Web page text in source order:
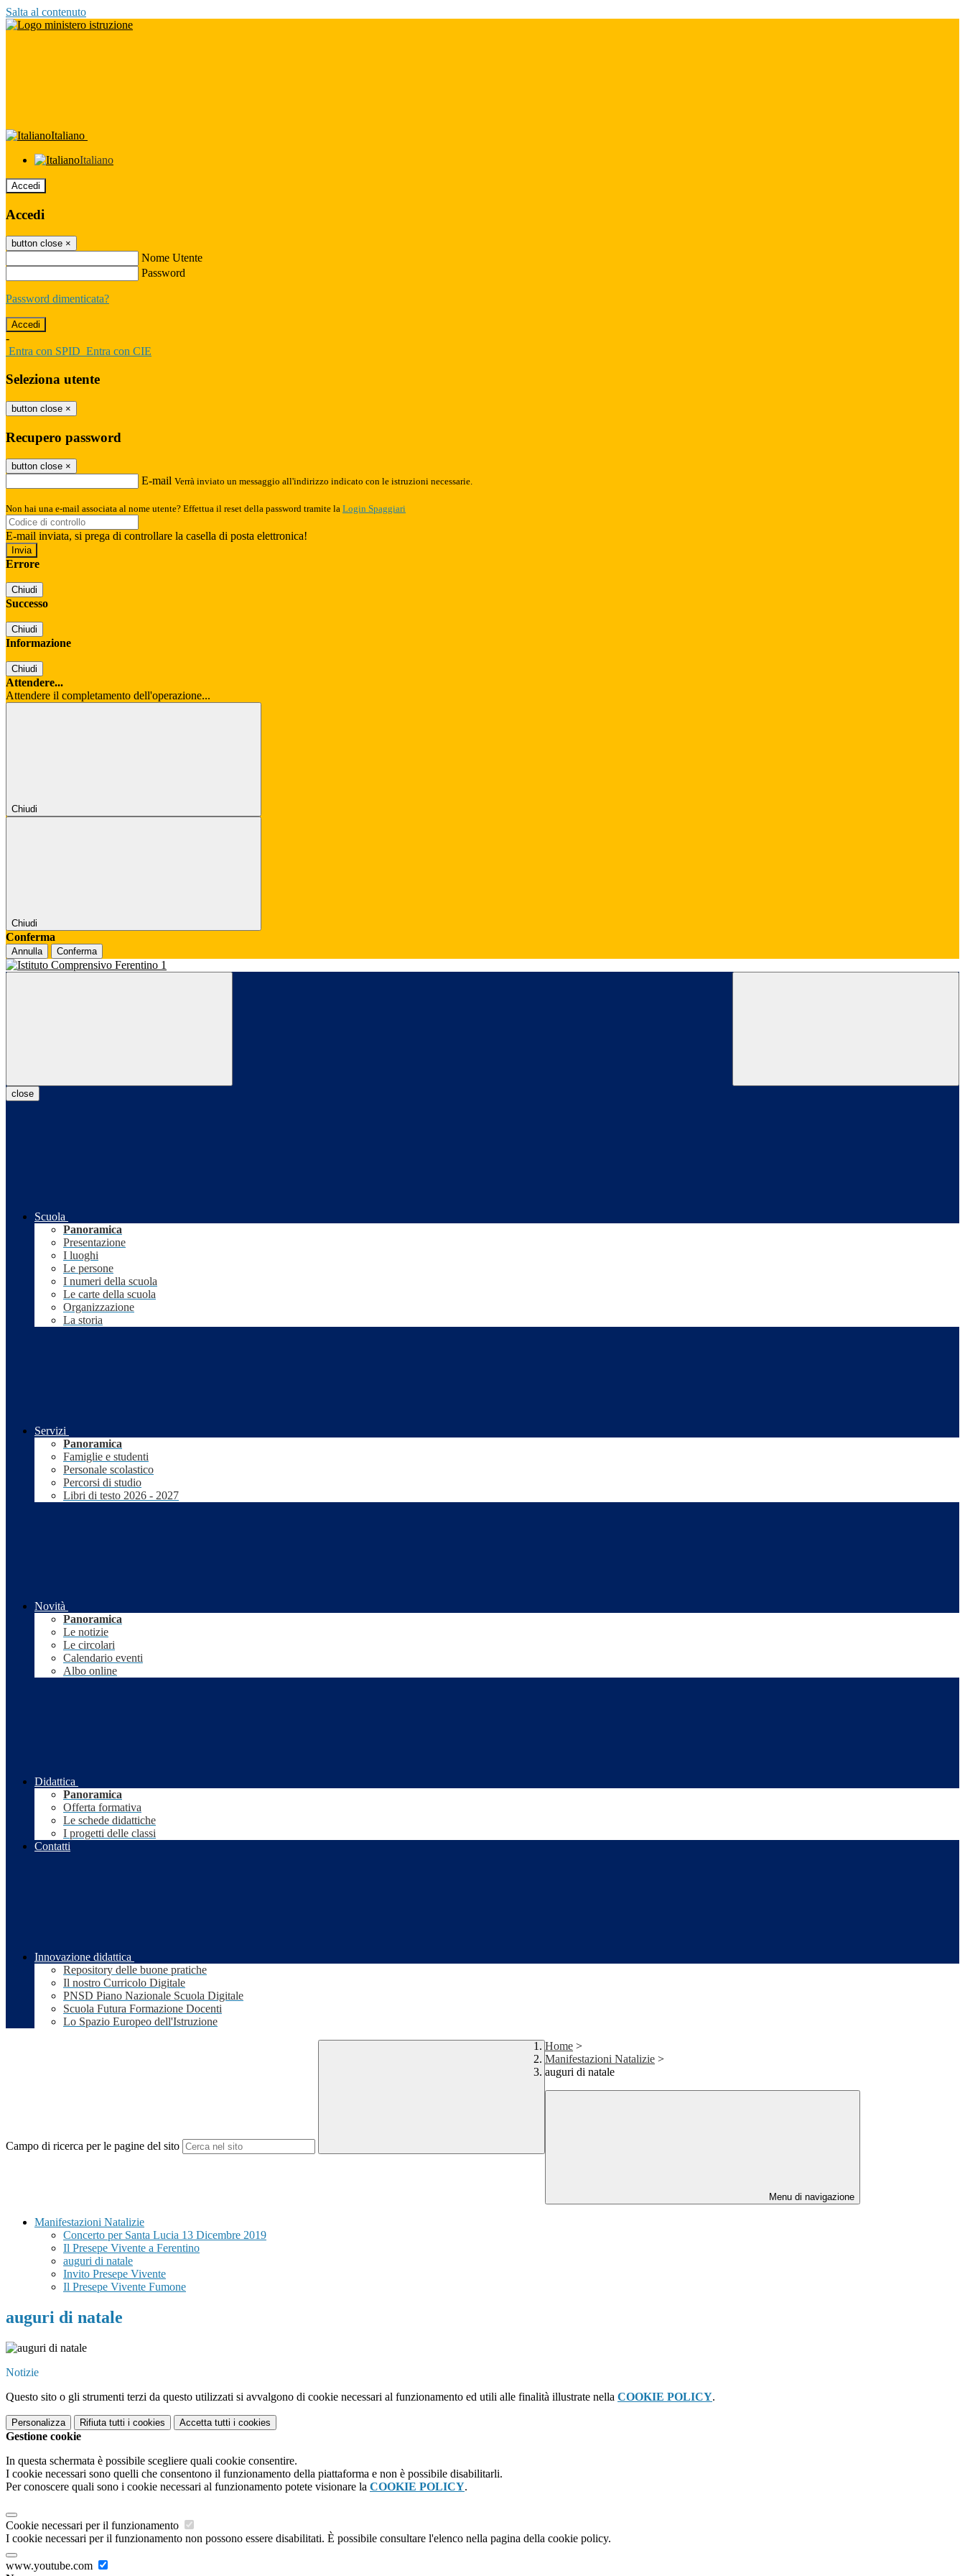
Salta al contenuto
Italiano
Italiano
Accedi
Accedi
button close ×
Nome Utente
Password
Password dimenticata?
-
Entra con SPID Entra con CIE
Seleziona utente
button close ×
Recupero password
button close ×
E-mail Verrà inviato un messaggio all'indirizzo indicato con le istruzioni necessarie.
Non hai una e-mail associata al nome utente? Effettua il reset della password tramite la Login Spaggiari
E-mail inviata, si prega di controllare la casella di posta elettronica!
Errore
Chiudi
Successo
Chiudi
Informazione
Chiudi
Attendere...
Attendere il completamento dell'operazione...
Chiudi
Chiudi
Conferma
Annulla Conferma
close
Scuola
Panoramica
Presentazione
I luoghi
Le persone
I numeri della scuola
Le carte della scuola
Organizzazione
La storia
Servizi
Panoramica
Famiglie e studenti
Personale scolastico
Percorsi di studio
Libri di testo 2026 - 2027
Novità
Panoramica
Le notizie
Le circolari
Calendario eventi
Albo online
Didattica
Panoramica
Offerta formativa
Le schede didattiche
I progetti delle classi
Contatti
Innovazione didattica
Repository delle buone pratiche
Il nostro Curricolo Digitale
PNSD Piano Nazionale Scuola Digitale
Scuola Futura Formazione Docenti
Lo Spazio Europeo dell'Istruzione
Campo di ricerca per le pagine del sito
Home >
Manifestazioni Natalizie >
auguri di natale
Menu di navigazione
Manifestazioni Natalizie
Concerto per Santa Lucia 13 Dicembre 2019
Il Presepe Vivente a Ferentino
auguri di natale
Invito Presepe Vivente
Il Presepe Vivente Fumone
auguri di natale
Notizie
Questo sito o gli strumenti terzi da questo utilizzati si avvalgono di cookie necessari al funzionamento ed utili alle finalità illustrate nella COOKIE POLICY.
Personalizza Rifiuta tutti i cookies Accetta tutti i cookies
Gestione cookie
In questa schermata è possibile scegliere quali cookie consentire.
I cookie necessari sono quelli che consentono il funzionamento della piattaforma e non è possibile disabilitarli.
Per conoscere quali sono i cookie necessari al funzionamento potete visionare la COOKIE POLICY.
Cookie necessari per il funzionamento
I cookie necessari per il funzionamento non possono essere disabilitati. È possibile consultare l'elenco nella pagina della cookie policy.
www.youtube.com